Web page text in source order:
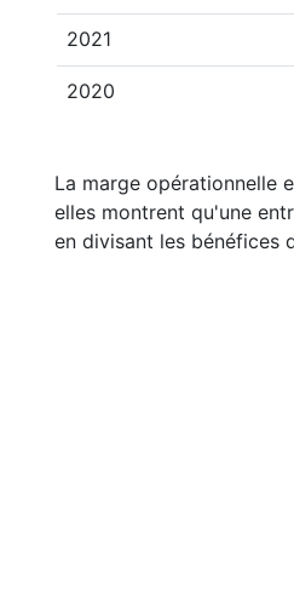
2021
2020
La marge opérationnelle
elles montrent qu'une
en divisant les bénéfices